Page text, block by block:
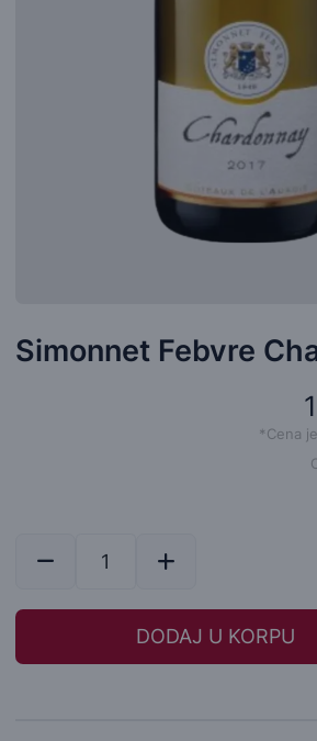
Simonnet Febvre
*Cena
DODAJ U KORPU